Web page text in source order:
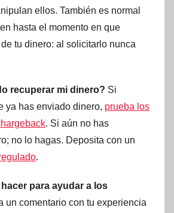
ellos. También es normal
hasta el momento en que
tu dinero: al solicitarlo nunca
recuperar mi dinero? Si
ya has enviado dinero, prueba los
. Si aún no has
no lo hagas. Deposita con un
.
para ayudar a los
un comentario con tu experiencia